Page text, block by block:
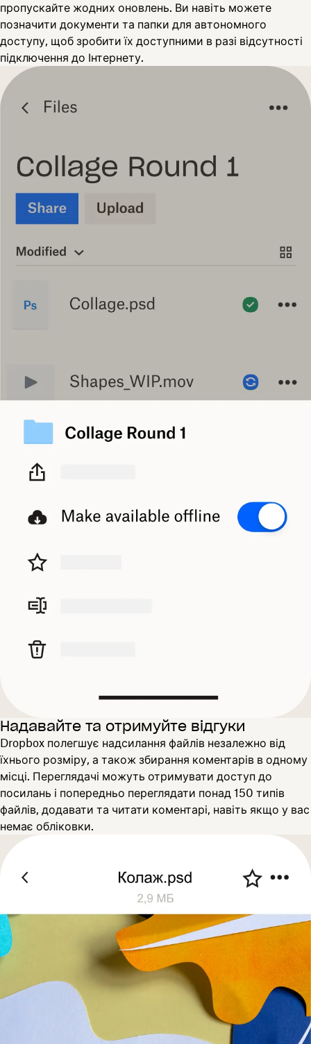
пропускайте жодних оновлень. Ви навіть можете
позначити документи та папки для автономного
доступу, щоб зробити їх доступними в разі відсутності
підключення до Інтернету.
Надавайте та отримуйте відгуки
Dropbox полегшує надсилання файлів незалежно від
їхнього розміру, а також збирання коментарів в одному
місці. Переглядачі можуть отримувати доступ до
посилань і попередньо переглядати понад 150 типів
файлів, додавати та читати коментарі, навіть якщо у вас
немає обліковки.